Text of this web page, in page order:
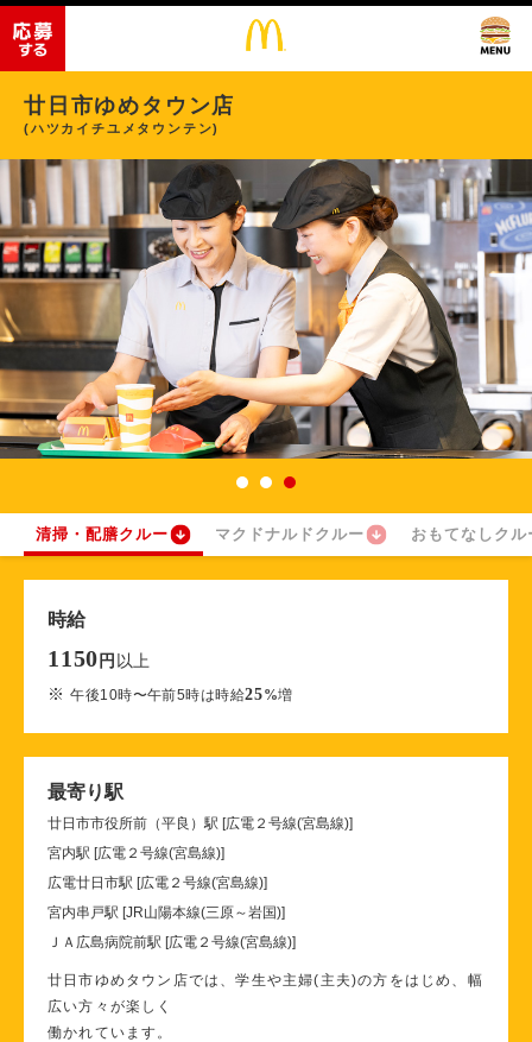
廿日市ゆめタウン店
(ハツカイチユメタウンテン)
清掃・配膳クルー マクドナルドクルー おもてなしクル
時給
1150 円 以上
※午後10時〜午前5時は時給25%増
最寄り駅
廿日市市役所前（平良）駅 [広電２号線(宮島線)]
宮内駅 [広電２号線(宮島線)]
広電廿日市駅 [広電２号線(宮島線)]
宮内串戸駅 [JR山陽本線(三原～岩国)]
ＪＡ広島病院前駅 [広電２号線(宮島線)]
廿日市ゆめタウン店では、学生や主婦(主夫)の方をはじめ、幅
広い方々が楽しく
働かれています。